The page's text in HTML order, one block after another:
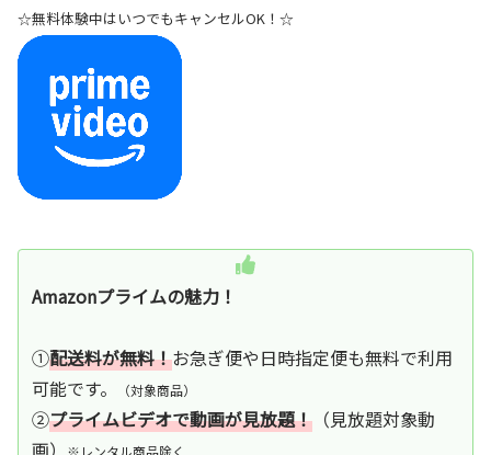
☆無料体験中はいつでもキャンセルOK！☆
Amazonプライムの魅力！
①配送料が無料！お急ぎ便や日時指定便も無料で利用
可能です。
（対象商品）
②プライムビデオで動画が見放題！ （見放題対象動
画）
※レンタル商品除く